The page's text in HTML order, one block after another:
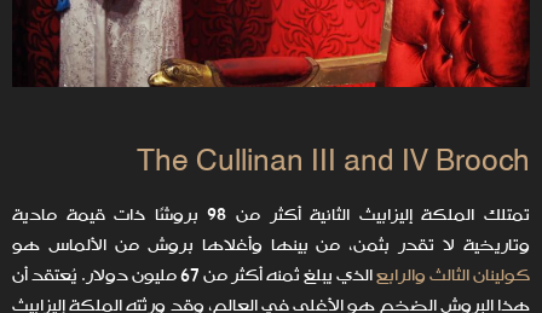
The Cullinan III and IV Brooch
تمتلك الملكة إليزابيث الثانية أكثر من 98 بروشًا ذات قيمة مادية
وتاريخية لا تقدر بثمن، من بينها وأغلاها بروش من الألماس هو
كولينان الثالث والرابع
الذي يبلغ ثمنه أكثر من 67 مليون دولار. يُعتقد أن
هذا البروش الضخم هو الأغلى في العالم، وقد ورثته الملكة إليزابيث